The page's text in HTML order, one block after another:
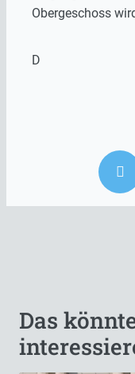
Obergeschoss
D
Das